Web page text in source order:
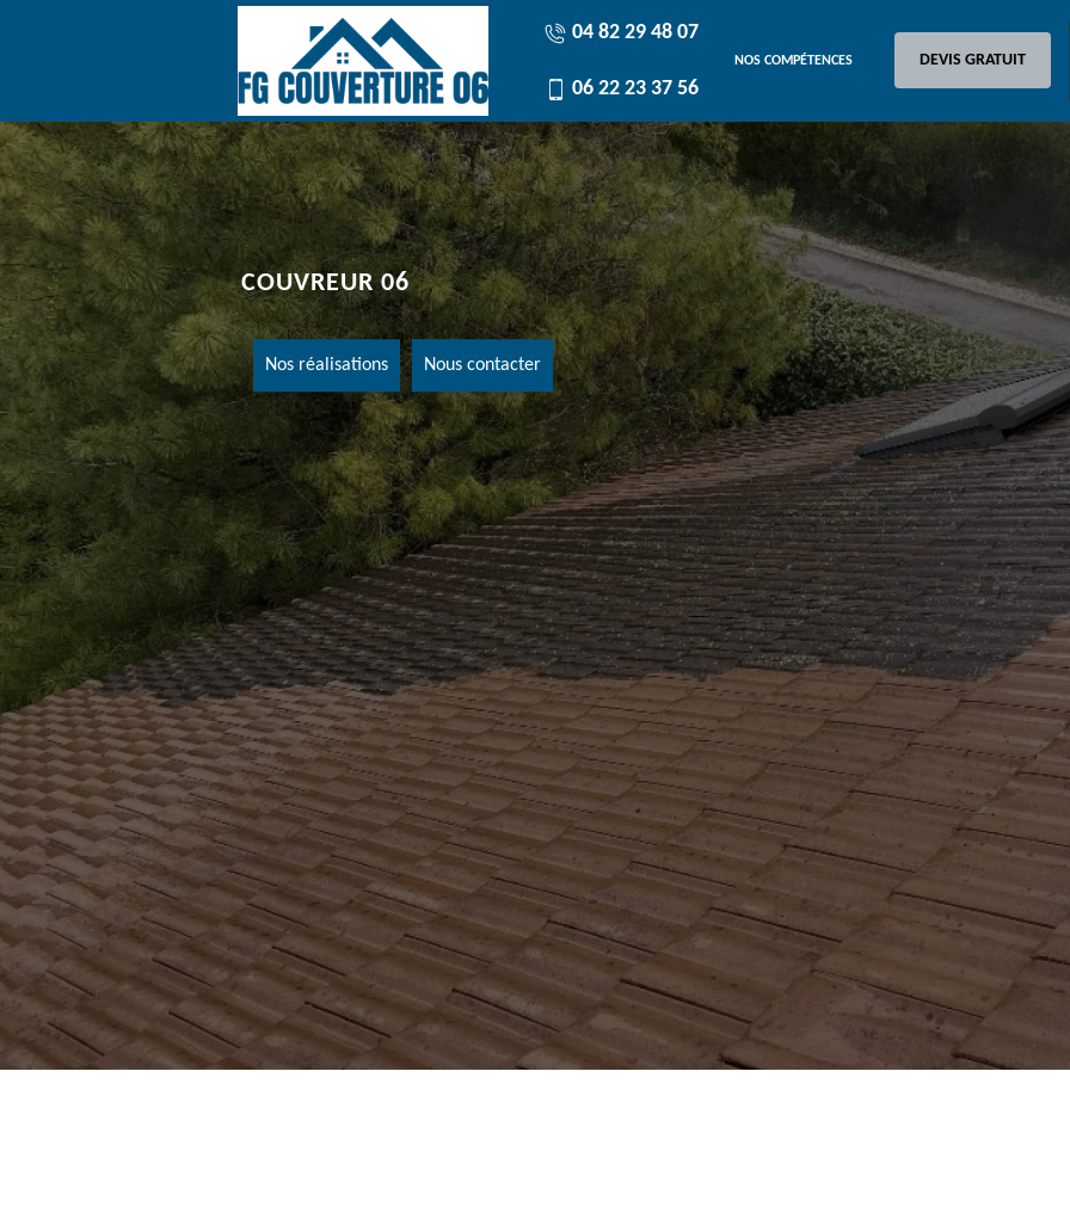
04 82 29 48 07
06 22 23 37 56
NOS COMPÉTENCES DEVIS GRATUIT
COUVREUR 06
Nos réalisations Nous contacter